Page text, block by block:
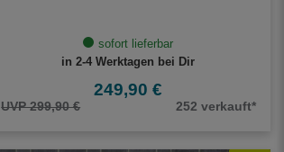
sofort lieferbar
in 2-4 Werktagen bei Dir
249,90 €
UVP 299,90 € 252 verkauft*